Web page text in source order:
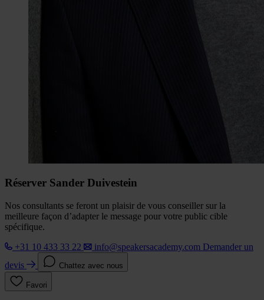
Réserver Sander Duivestein
Nos consultants se feront un plaisir de vous conseiller sur la
meilleure façon d’adapter le message pour votre public cible
spécifique.
+31 10 433 33 22
info@speakersacademy.com Demander un
devis
Chattez avec nous
Favori